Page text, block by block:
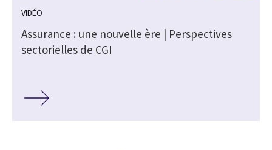
VIDÉO
Assurance : une nouvelle ère | Perspectives
sectorielles de CGI